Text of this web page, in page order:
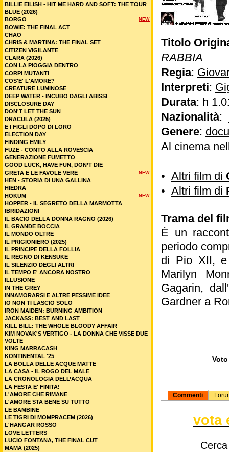
Titolo
RABBIA
Regia:
Interpreti:
Durata: h
Nazionalità:
Genere:
Al cinema
• Altri film di
• Altri film di
Trama del
È un
periodo
di Pio XII, e
Marilyn
Gagarin,
Gardner a
Commenti
vota
BILLIE EILISH - HIT ME HARD AND SOFT: THE TOUR
BLUE (2026)
NEW
BORGO
BOWIE: THE FINAL ACT
CHAO
CHRIS & MARTINA: THE FINAL SET
CITIZEN VIGILANTE
CLARA (2026)
CON LA PIOGGIA DENTRO
CORPI MUTANTI
COS'E' L'AMORE?
CREATURE LUMINOSE
DEEP WATER - INCUBO DAGLI ABISSI
DISCLOSURE DAY
DON'T LET THE SUN
DRACULA (2025)
E I FIGLI DOPO DI LORO
ELECTION DAY
FINDING EMILY
FUZE - CONTO ALLA ROVESCIA
GENERAZIONE FUMETTO
GOOD LUCK, HAVE FUN, DON’T DIE
NEW
GRETA E LE FAVOLE VERE
HEN - STORIA DI UNA GALLINA
HIEDRA
NEW
HOKUM
HOPPER - IL SEGRETO DELLA MARMOTTA
IBRIDAZIONI
IL BACIO DELLA DONNA RAGNO (2026)
IL GRANDE BOCCIA
IL MONDO OLTRE
IL PRIGIONIERO (2025)
IL PRINCIPE DELLA FOLLIA
IL REGNO DI KENSUKE
IL SILENZIO DEGLI ALTRI
IL TEMPO E' ANCORA NOSTRO
ILLUSIONE
IN THE GREY
INNAMORARSI E ALTRE PESSIME IDEE
IO NON TI LASCIO SOLO
IRON MAIDEN: BURNING AMBITION
JACKASS: BEST AND LAST
KILL BILL: THE WHOLE BLOODY AFFAIR
KIM NOVAK'S VERTIGO - LA DONNA CHE VISSE DUE
VOLTE
KING MARRACASH
KONTINENTAL '25
LA BOLLA DELLE ACQUE MATTE
LA CASA - IL ROGO DEL MALE
LA CRONOLOGIA DELL’ACQUA
LA FESTA E' FINITA!
L'AMORE CHE RIMANE
L'AMORE STA BENE SU TUTTO
LE BAMBINE
LE TIGRI DI MOMPRACEM (2026)
L'HANGAR ROSSO
LOVE LETTERS
LUCIO FONTANA, THE FINAL CUT
MAMA (2025)